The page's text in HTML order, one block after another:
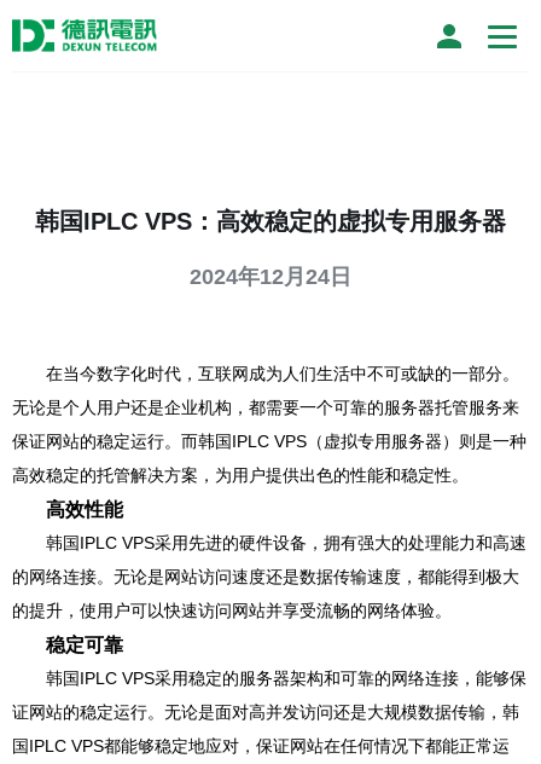
韩国IPLC VPS：高效稳定的虚拟专用服务器
2024年12月24日
在当今数字化时代，互联网成为人们生活中不可或缺的一部分。
无论是个人用户还是企业机构，都需要一个可靠的服务器托管服务来
保证网站的稳定运行。而韩国IPLC VPS（虚拟专用服务器）则是一种
高效稳定的托管解决方案，为用户提供出色的性能和稳定性。
高效性能
韩国IPLC VPS采用先进的硬件设备，拥有强大的处理能力和高速
的网络连接。无论是网站访问速度还是数据传输速度，都能得到极大
的提升，使用户可以快速访问网站并享受流畅的网络体验。
稳定可靠
韩国IPLC VPS采用稳定的服务器架构和可靠的网络连接，能够保
证网站的稳定运行。无论是面对高并发访问还是大规模数据传输，韩
国IPLC VPS都能够稳定地应对，保证网站在任何情况下都能正常运